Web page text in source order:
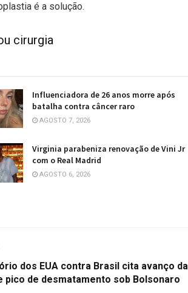
é a solução.
cirurgia
Influenciadora de 26 anos morre após
batalha contra câncer raro
AGOSTO 7, 2026
Virginia parabeniza renovação de Vini Jr
com o Real Madrid
AGOSTO 6, 2026
dos EUA contra Brasil cita avanço da
pico de desmatamento sob Bolsonaro